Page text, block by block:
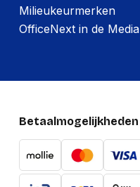
Milieukeurmerken
OfficeNext in de Media
Betaalmogelijkheden